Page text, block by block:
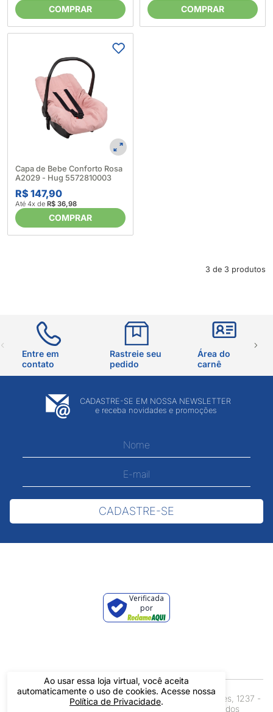
COMPRAR COMPRAR
Capa de Bebe Conforto Rosa
A2029 - Hug 5572810003
R$ 147,90
Até 4x de R$ 36,98
COMPRAR
3 de 3 produtos
Ao usar essa loja virtual, você aceita
automaticamente o uso de cookies. Acesse nossa
Política de Privacidade.
Entre em
contato
Rastreie seu
pedido
Área do
carnê
CADASTRE-SE EM NOSSA NEWSLETTER
e receba novidades e promoções
CADASTRE-SE
Verificada
por
Pintos LTDA - 06.837.645/0001-60 - Rua Álvaro Mendes, 1237 -
Centro - Teresina/ PI - Todos os Direitos Reservados